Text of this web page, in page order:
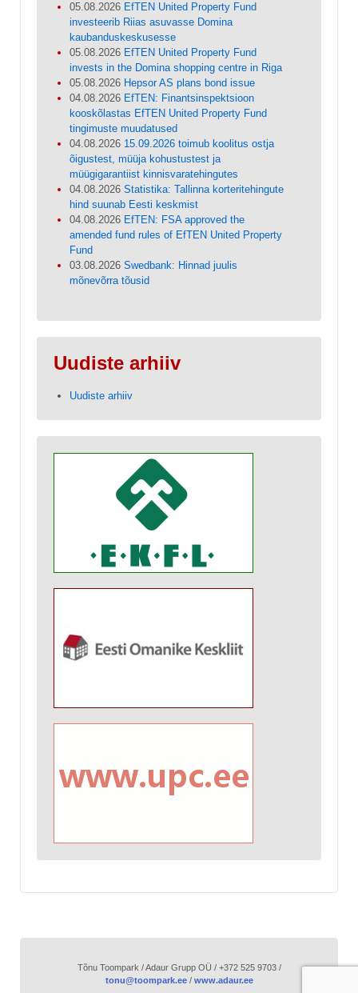
05.08.2026 EfTEN United Property Fund
investeerib Riias asuvasse Domina
kaubanduskeskusesse
05.08.2026 EfTEN United Property Fund
invests in the Domina shopping centre in Riga
05.08.2026 Hepsor AS plans bond issue
04.08.2026 EfTEN: Finantsinspektsioon
kooskõlastas EfTEN United Property Fund
tingimuste muudatused
04.08.2026 15.09.2026 toimub koolitus ostja
õigustest, müüja kohustustest ja
müügigarantiist kinnisvaratehingutes
04.08.2026 Statistika: Tallinna korteritehingute
hind suunab Eesti keskmist
04.08.2026 EfTEN: FSA approved the
amended fund rules of EfTEN United Property
Fund
03.08.2026 Swedbank: Hinnad juulis
mõnevõrra tõusid
Uudiste arhiiv
Uudiste arhiiv
Tõnu Toompark / Adaur Grupp OÜ / +372 525 9703 /
tonu@toompark.ee/ www.adaur.ee